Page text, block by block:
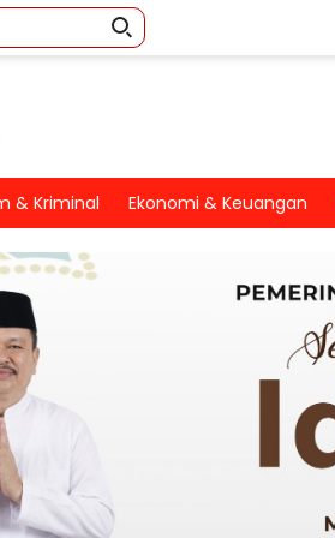
& Kriminal Ekonomi & Keuangan